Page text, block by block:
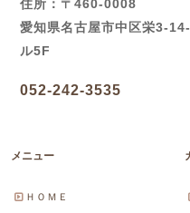
住所：〒460-0008
愛知県名古屋市中区栄3-
ル5F
052-242-3535
メニュー
ＨＯＭＥ